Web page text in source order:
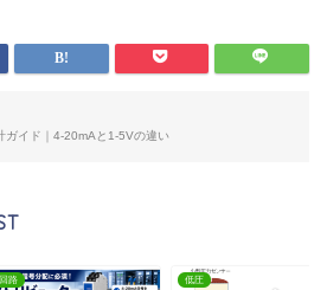
イド｜4‑20mAと1‑5Vの違い
路 低圧